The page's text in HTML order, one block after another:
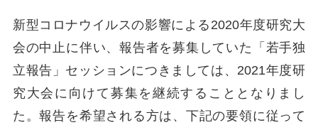
新型コロナウイルスの影響による2020年度研究大
会の中止に伴い、報告者を募集していた「若手独
立報告」セッションにつきましては、2021年度研
究大会に向けて募集を継続することとなりまし
た。報告を希望される方は、下記の要領に従って